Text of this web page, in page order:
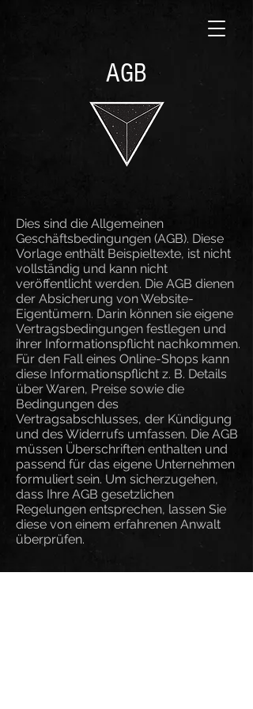
AGB
Dies sind die Allgemeinen
Geschäftsbedingungen (AGB). Diese
Vorlage enthält Beispieltexte, ist nicht
vollständig und kann nicht
veröffentlicht werden. Die AGB dienen
der Absicherung von Website-
Eigentümern. Darin können sie eigene
Vertragsbedingungen festlegen und
ihrer Informationspflicht nachkommen.
Für den Fall eines Online-Shops kann
diese Informationspflicht z. B. Details
über Waren, Preise sowie die
Bedingungen des
Vertragsabschlusses, der Kündigung
und des Widerrufs umfassen. Die AGB
müssen Überschriften enthalten und
passend für das eigene Unternehmen
formuliert sein. Um sicherzugehen,
dass Ihre AGB gesetzlichen
Regelungen entsprechen, lassen Sie
diese von einem erfahrenen Anwalt
überprüfen.